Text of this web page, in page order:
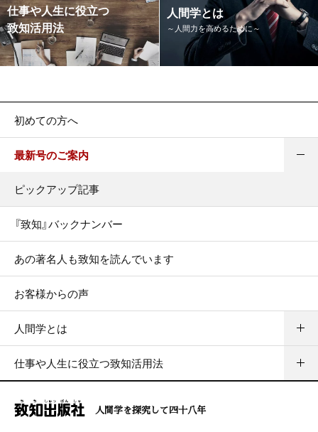
仕事や人生に役立つ
致知活用法
人間学とは
～人間力を高めるために～
初めての方へ
最新号のご案内
ピックアップ記事
『致知』バックナンバー
あの著名人も致知を読んでいます
お客様からの声
人間学とは
仕事や人生に役立つ致知活用法
人間学を探究して四十八年